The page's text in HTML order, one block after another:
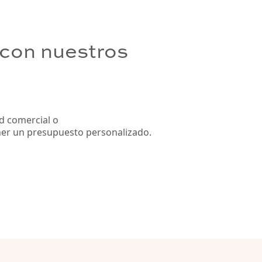
nuestros
comercial o
un presupuesto personalizado.